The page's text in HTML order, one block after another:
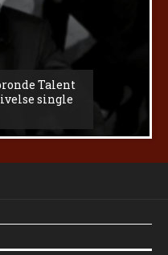
Talent
single